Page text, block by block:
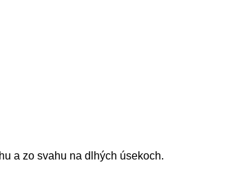
a zo svahu na dlhých úsekoch.